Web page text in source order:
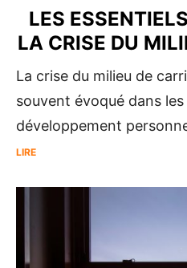
LES
LA CRISE DU
La crise du milieu de
souvent évoqué dans
développement
LIRE